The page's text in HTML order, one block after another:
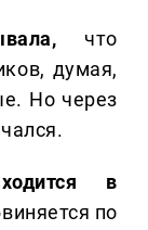
что
думая,
Но через
в
по